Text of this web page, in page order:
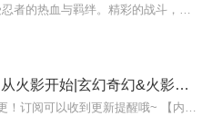
免费|诸天轮回：从火影开始|玄幻奇幻&火影&系统